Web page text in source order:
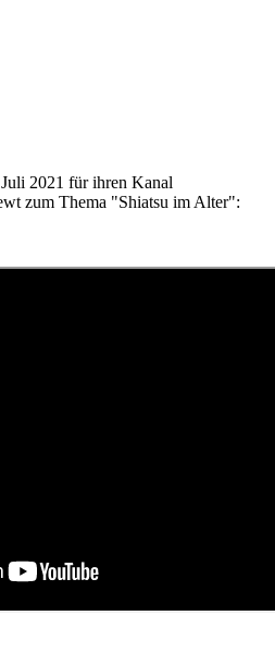
2021 für ihren Kanal
zum Thema "Shiatsu im Alter":